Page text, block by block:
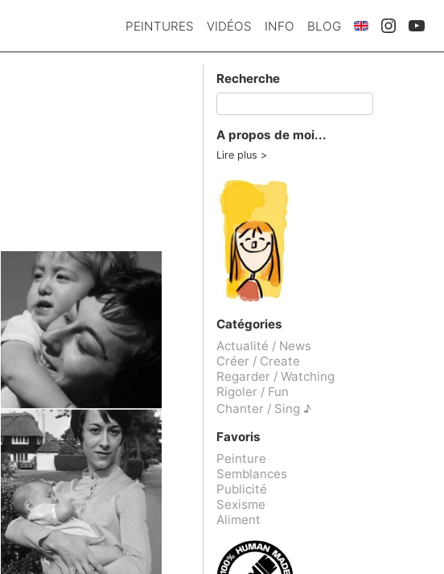
PEINTURES VIDÉOS INFO BLOG
Recherche
A propos de moi...
Lire plus
Catégories
Actualité / News
Créer / Create
Regarder / Watching
Rigoler / Fun
Chanter / Sing ♪
Favoris
Peinture
Semblances
Publicité
Sexisme
Aliment